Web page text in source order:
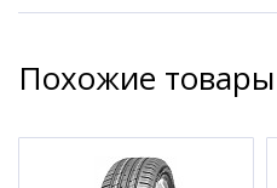
Похожие товары